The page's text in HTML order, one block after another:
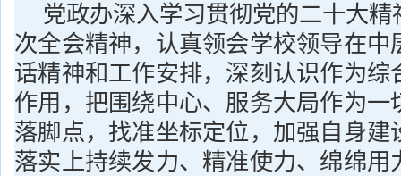
党政办深入学习贯彻党的二十大
次全会精神，认真领会学校领导在中
话精神和工作安排，深刻认识作为综
作用，把围绕中心、服务大局作为一
落脚点，找准坐标定位，加强自身建
落实上持续发力、精准使力、绵绵用